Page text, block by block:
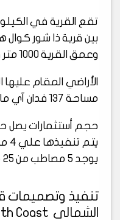
وعمق القرية 1000 متر وحرم البحر 300 متر .
الأراضي المقام
مساحة 137 فدان آي ما يعادل 575.400 متر مربع
يتم تنفيذها علي 4 مراحل
يوجد 5 مصاطب من 25 متر إلي 41 متر .
تنفيذ وتصميمات
الشمالي Sea View North Coast